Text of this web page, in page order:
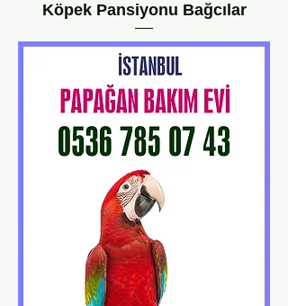
Köpek Pansiyonu Bağcılar